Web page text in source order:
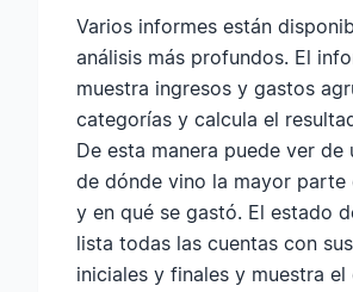
Varios informes están
análisis más profundos. El
muestra ingresos y gastos
categorías y calcula el
De esta manera puede ver de
de dónde vino la mayor parte
y en qué se gastó. El estado
lista todas las cuentas con
iniciales y finales y muestra el